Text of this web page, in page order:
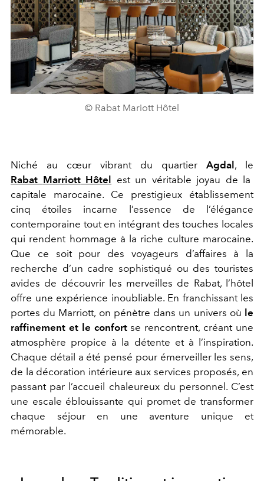
© Rabat Mariott Hôtel
Niché au cœur vibrant du quartier Agdal , le
Rabat MarriottHôtel
est un véritable joyau de la
capitale marocaine. Ce prestigieux établissement
cinq étoiles incarne l’essence de l’élégance
contemporaine tout en intégrant des touches locales
qui rendent hommage à la riche culture marocaine.
Que ce soit pour des voyageurs d’affaires à la
recherche d’un cadre sophistiqué ou des touristes
avides de découvrir les merveilles de Rabat, l’hôtel
offre une expérience inoubliable. En franchissant les
portes du Marriott, on pénètre dans un univers où le
raffinement et le confortse rencontrent, créant une
atmosphère propice à la détente et à l’inspiration.
Chaque détail a été pensé pour émerveiller les sens,
de la décoration intérieure aux services proposés, en
passant par l’accueil chaleureux du personnel. C’est
une escale éblouissante qui promet de transformer
chaque séjour en une aventure unique et
mémorable.